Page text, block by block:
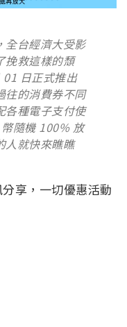
全台經濟大受影
挽救這樣的頹
日正式推出
往的消費券不同
各種電子支付使
隨機 100% 放
人就快來瞧瞧
享，一切優惠活動